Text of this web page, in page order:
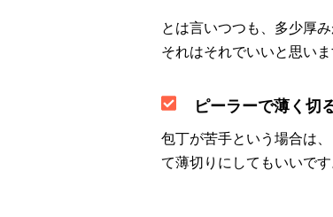
とは言いつつも、多少厚
それはそれでいいと思いま
ピーラーで薄く切
包丁が苦手という場合は
て薄切りにしてもいいです